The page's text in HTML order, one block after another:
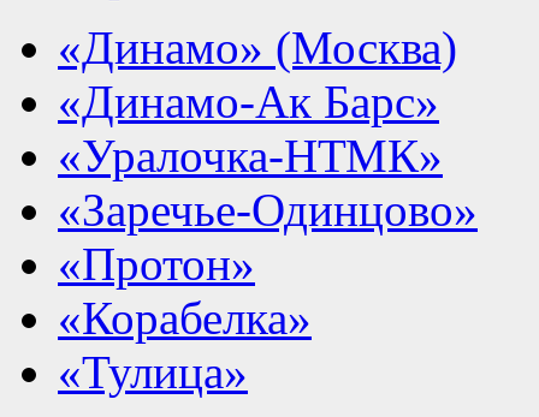
«Динамо» (Москва)
«Динамо-Ак Барс»
«Уралочка-НТМК»
«Заречье-Одинцово»
«Протон»
«Корабелка»
«Тулица»